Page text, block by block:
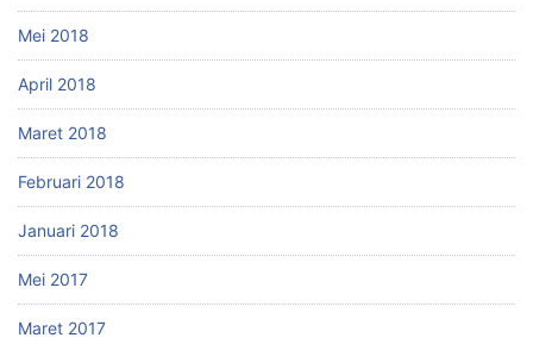
Mei 2018
April 2018
Maret 2018
Februari 2018
Januari 2018
Mei 2017
Maret 2017